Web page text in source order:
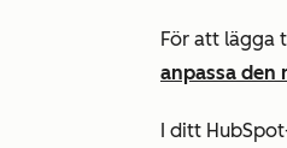
För att lägga
anpassa den
I ditt